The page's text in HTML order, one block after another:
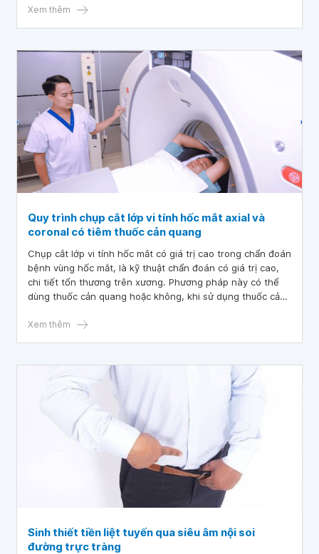
Xem thêm
Quy trình chụp cắt lớp vi tính hốc mắt axial và
coronal có tiêm thuốc cản quang
Chụp cắt lớp vi tính hốc mắt có giá trị cao trong chẩn đoán
bệnh vùng hốc mắt, là kỹ thuật chẩn đoán có giá trị cao,
chi tiết tổn thương trên xương. Phương pháp này có thể
dùng thuốc cản quang hoặc không, khi sử dụng thuốc cản
mạch máu.
Xem thêm
Sinh thiết tiền liệt tuyến qua siêu âm nội soi
đường trực tràng